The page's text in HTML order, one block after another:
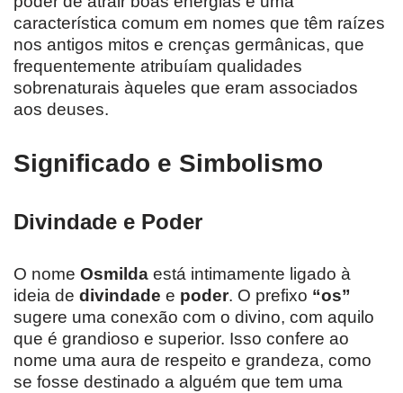
característica comum em nomes que têm raízes
nos antigos mitos e crenças germânicas, que
frequentemente atribuíam qualidades
sobrenaturais àqueles que eram associados
aos deuses.
Significado e Simbolismo
Divindade e Poder
O nome Osmilda está intimamente ligado à
ideia de divindade e poder. O prefixo “os”
sugere uma conexão com o divino, com aquilo
que é grandioso e superior. Isso confere ao
nome uma aura de respeito e grandeza, como
se fosse destinado a alguém que tem uma